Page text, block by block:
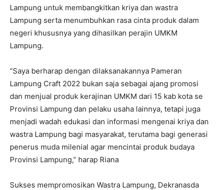
Lampung untuk membangkitkan kriya dan wastra
Lampung serta menumbuhkan rasa cinta produk dalam
negeri khususnya yang dihasilkan perajin UMKM
Lampung.
“Saya berharap dengan dilaksanakannya Pameran
Lampung Craft 2022 bukan saja sebagai ajang promosi
dan menjual produk kerajinan UMKM dari 15 kab kota se
Provinsi Lampung dan pelaku usaha lainnya, tetapi juga
menjadi wadah edukasi dan informasi mengenai kriya dan
wastra Lampung bagi masyarakat, terutama bagi generasi
penerus muda milenial agar mencintai produk budaya
Provinsi Lampung,” harap Riana
Sukses mempromosikan Wastra Lampung, Dekranasda